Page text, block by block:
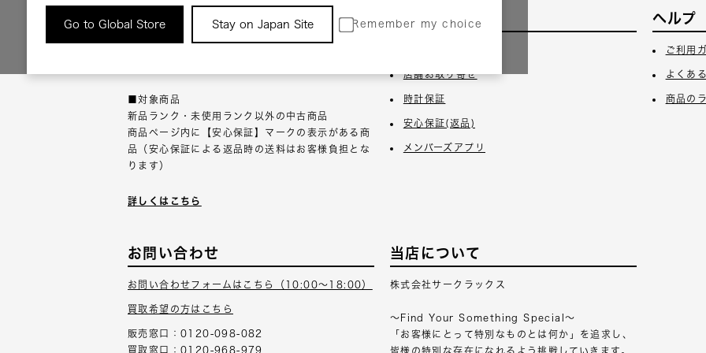
Go to Global Store Stay on Japan Site Remember my choice
返品について
■対象商品
新品ランク・未使用ランク以外の中古商品
商品ページ内に【安心保証】マークの表示がある商
品（安心保証による返品時の送料はお客様負担とな
ります）
詳しくはこちら
サービス
店舗お取り寄せ
時計保証
安心保証(返品)
メンバーズアプリ
ヘルプ
ご利用
よくあ
商品の
お問い合わせ
お問い合わせフォームはこちら（10:00～18:00）
買取希望の方はこちら
販売窓口：0120-098-082
買取窓口：0120-968-979
当店について
株式会社サークラックス
～Find Your Something Special～
「お客様にとって特別なものとは何か」を追求し、
皆様の特別な存在になれるよう挑戦していきます。